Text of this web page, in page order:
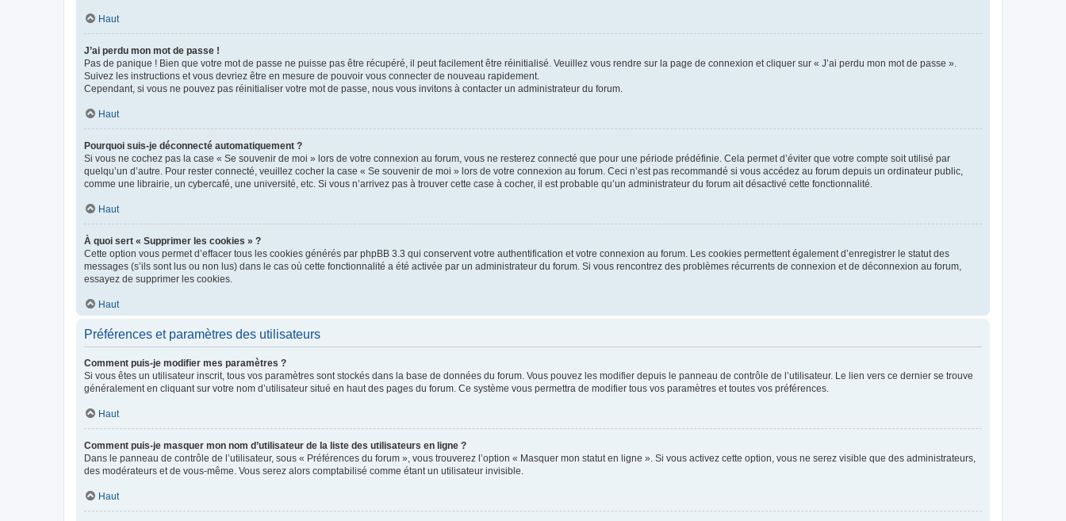
Haut
J’ai perdu mon mot de passe !
Pas de panique ! Bien que votre mot de passe ne puisse pas être récupéré, il peut facilement être réinitialisé. Veuillez vous rendre sur la page de connexion et cliquer sur « J’ai perdu mon mot de passe ».
Suivez les instructions et vous devriez être en mesure de pouvoir vous connecter de nouveau rapidement.
Cependant, si vous ne pouvez pas réinitialiser votre mot de passe, nous vous invitons à contacter un administrateur du forum.
Haut
Pourquoi suis-je déconnecté automatiquement ?
Si vous ne cochez pas la case « Se souvenir de moi » lors de votre connexion au forum, vous ne resterez connecté que pour une période prédéfinie. Cela permet d’éviter que votre compte soit utilisé par
quelqu’un d’autre. Pour rester connecté, veuillez cocher la case « Se souvenir de moi » lors de votre connexion au forum. Ceci n’est pas recommandé si vous accédez au forum depuis un ordinateur public,
comme une librairie, un cybercafé, une université, etc. Si vous n’arrivez pas à trouver cette case à cocher, il est probable qu’un administrateur du forum ait désactivé cette fonctionnalité.
Haut
À quoi sert « Supprimer les cookies » ?
Cette option vous permet d’effacer tous les cookies générés par phpBB 3.3 qui conservent votre authentification et votre connexion au forum. Les cookies permettent également d’enregistrer le statut des
messages (s’ils sont lus ou non lus) dans le cas où cette fonctionnalité a été activée par un administrateur du forum. Si vous rencontrez des problèmes récurrents de connexion et de déconnexion au forum,
essayez de supprimer les cookies.
Haut
Préférences et paramètres des utilisateurs
Comment puis-je modifier mes paramètres ?
Si vous êtes un utilisateur inscrit, tous vos paramètres sont stockés dans la base de données du forum. Vous pouvez les modifier depuis le panneau de contrôle de l’utilisateur. Le lien vers ce dernier se trouve
généralement en cliquant sur votre nom d’utilisateur situé en haut des pages du forum. Ce système vous permettra de modifier tous vos paramètres et toutes vos préférences.
Haut
Comment puis-je masquer mon nom d’utilisateur de la liste des utilisateurs en ligne ?
Dans le panneau de contrôle de l’utilisateur, sous « Préférences du forum », vous trouverez l’option « Masquer mon statut en ligne ». Si vous activez cette option, vous ne serez visible que des administrateurs,
des modérateurs et de vous-même. Vous serez alors comptabilisé comme étant un utilisateur invisible.
Haut